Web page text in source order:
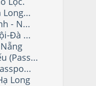
- N...
Đà ...
(Pass...
Long